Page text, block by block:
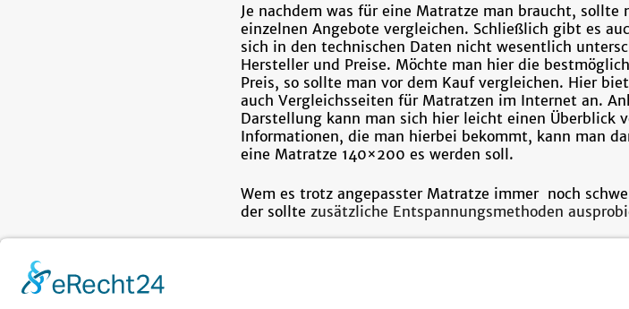
Je nachdem was für eine Matratze man braucht, sollte
einzelnen Angebote vergleichen. Schließlich gibt es
sich in den technischen Daten nicht wesentlich
Hersteller und Preise. Möchte man hier die
Preis, so sollte man vor dem Kauf vergleichen. Hier
auch Vergleichsseiten für Matratzen im Internet an.
Darstellung kann man sich hier leicht einen Überblick
Informationen, die man hierbei bekommt, kann man
eine Matratze 140×200 es werden soll.
Wem es trotz angepasster Matratze immer noch
der sollte zusätzliche Entspannungsmethoden